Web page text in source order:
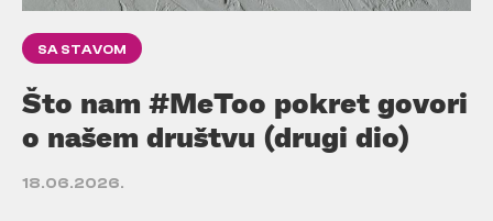
SA STAVOM
Što nam #MeToo pokret govori
o našem društvu (drugi dio)
18.06.2026.